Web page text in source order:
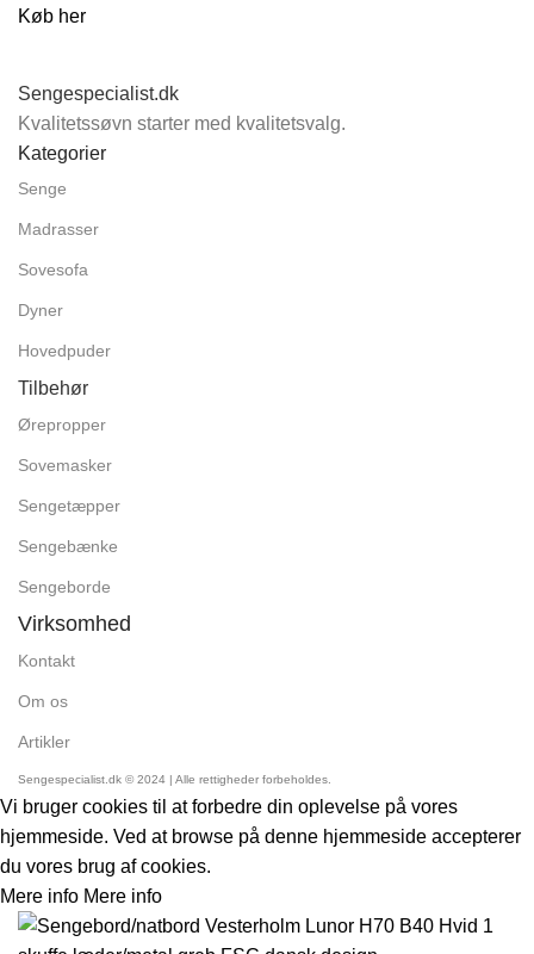
Køb her
Sengespecialist.dk
Kvalitetssøvn starter med kvalitetsvalg.
Kategorier
Senge
Madrasser
Sovesofa
Dyner
Hovedpuder
Tilbehør
Ørepropper
Sovemasker
Sengetæpper
Sengebænke
Sengeborde
Virksomhed
Kontakt
Om os
Artikler
Sengespecialist.dk © 2024 | Alle rettigheder forbeholdes.
Vi bruger cookies til at forbedre din oplevelse på vores
hjemmeside. Ved at browse på denne hjemmeside accepterer
du vores brug af cookies.
Mere info Mere info